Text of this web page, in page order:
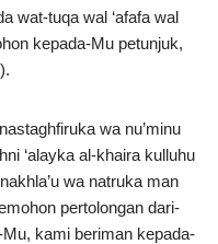
wat-tuqa wal ‘afafa wal
kepada-Mu petunjuk,
wa nu’minu
‘alayka al-khaira kulluhu
wa natruka man
pertolongan dari-
kami beriman kepada-